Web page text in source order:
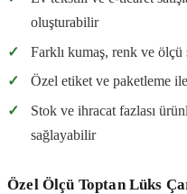
oluşturabilir
✓
Farklı kumaş, renk ve
✓
Özel etiket ve paketleme
✓
Stok ve ihracat fazlası
sağlayabilir
Özel Ölçü Toptan Lüks